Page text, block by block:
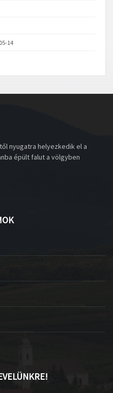
14
nyugatra helyezkedik el a
épült falut a völgyben